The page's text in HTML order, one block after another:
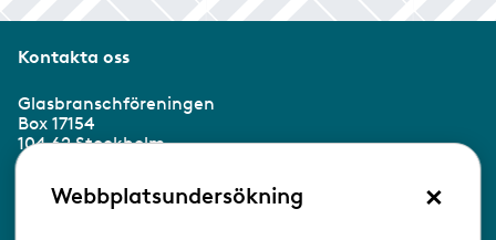
Kontakta oss
Glasbranschföreningen
Box 17154
104 62 Stockholm
Besöksadress:
Ringvägen 100
Webbplatsundersökning ×